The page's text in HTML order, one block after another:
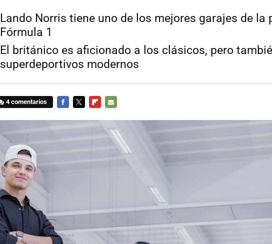
Lando Norris tiene uno de los mejores garajes de la
Fórmula 1
El británico es aficionado a los clásicos, pero
superdeportivos modernos
4 comentarios